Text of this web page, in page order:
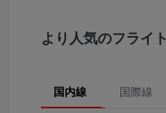
より人気のフライト
国内線 国際線